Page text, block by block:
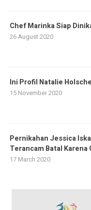
Chef Marinka Siap
26 August 2020
Ini Profil Natalie
15 November 2020
Pernikahan Jessica
Terancam Batal Karena
17 March 2020